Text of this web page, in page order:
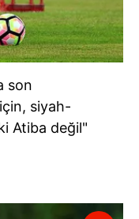
son
siyah-
Atiba değil"